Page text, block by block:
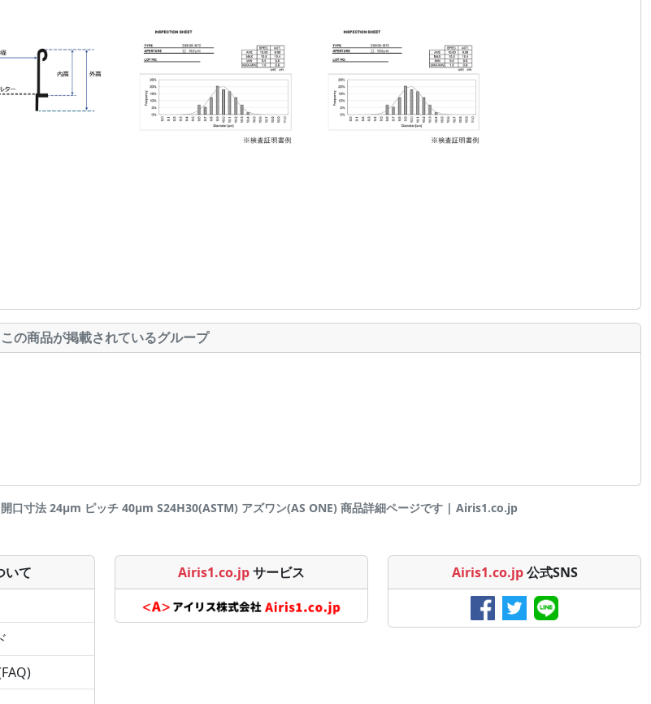
この商品が掲載されているグループ
口寸法 24μm ピッチ 40μm S24H30(ASTM) アズワン(AS ONE) 商品詳細ページです | Airis1.co.jp
いて
Airis1.co.jpサービス Airis1.co.jp 公式SNS